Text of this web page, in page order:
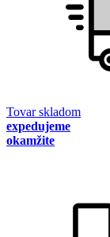
Tovar skladom
expedujeme
okamžite